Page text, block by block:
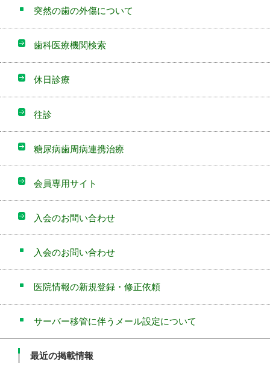
突然の歯の外傷について
歯科医療機関検索
休日診療
往診
糖尿病歯周病連携治療
会員専用サイト
入会のお問い合わせ
入会のお問い合わせ
医院情報の新規登録・修正依頼
サーバー移管に伴うメール設定について
最近の掲載情報